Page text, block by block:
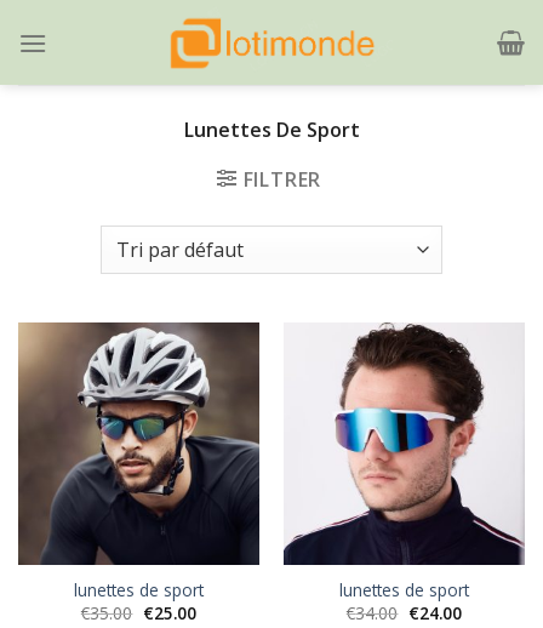
Lunettes De Sport
FILTRER
lunettes de sport
€35.00 €25.00
lunettes de sport
€34.00 €24.00